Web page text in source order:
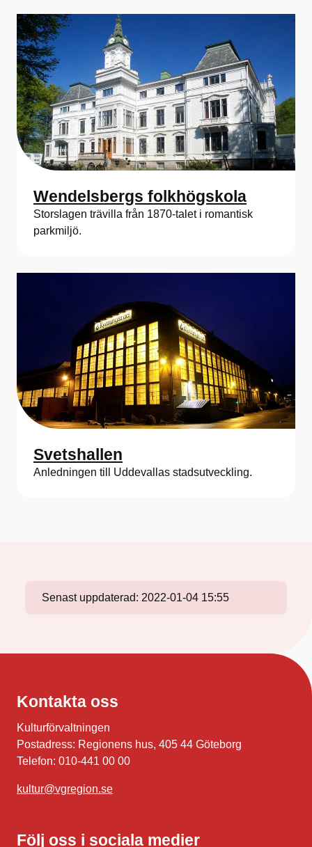
Wendelsbergs folkhögskola
Storslagen trävilla från 1870-talet i romantisk
parkmiljö.
Svetshallen
Anledningen till Uddevallas stadsutveckling.
Senast uppdaterad: 2022-01-04 15:55
Kontakta oss
Kulturförvaltningen
Postadress: Regionens hus, 405 44 Göteborg
Telefon: 010-441 00 00
kultur@vgregion.se
Följ oss i sociala medier